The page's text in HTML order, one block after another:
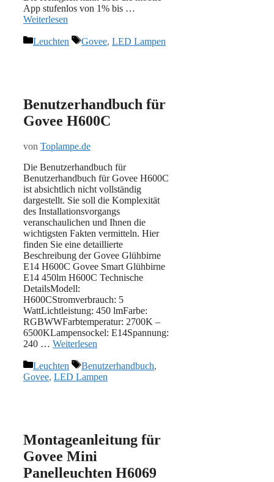
App stufenlos von 1% bis …
Weiterlesen
Kategorien
Leuchten Schlagwörter
Govee, LED Lampen
Benutzerhandbuch für
Govee H600C
von Toplampe.de
Die Benutzerhandbuch für
Benutzerhandbuch für Govee H600C
ist absichtlich nicht vollständig
dargestellt. Sie soll die Komplexität
des Installationsvorgangs
veranschaulichen und Ihnen die
wichtigsten Fakten vermitteln. Hier
finden Sie eine detaillierte
Beschreibung der Govee Glühbirne
E14 H600C Govee Smart Glühbirne
E14 450lm H600C Technische
DetailsModell:
H600CStromverbrauch: 5
WattLichtleistung: 450 lmFarbe:
RGBWWFarbtemperatur: ‎2700K –
6500KLampensockel: E14Spannung:
240 … Weiterlesen
Kategorien
Leuchten Schlagwörter
Benutzerhandbuch,
Govee, LED Lampen
Montageanleitung für
Govee Mini
Panelleuchten H6069